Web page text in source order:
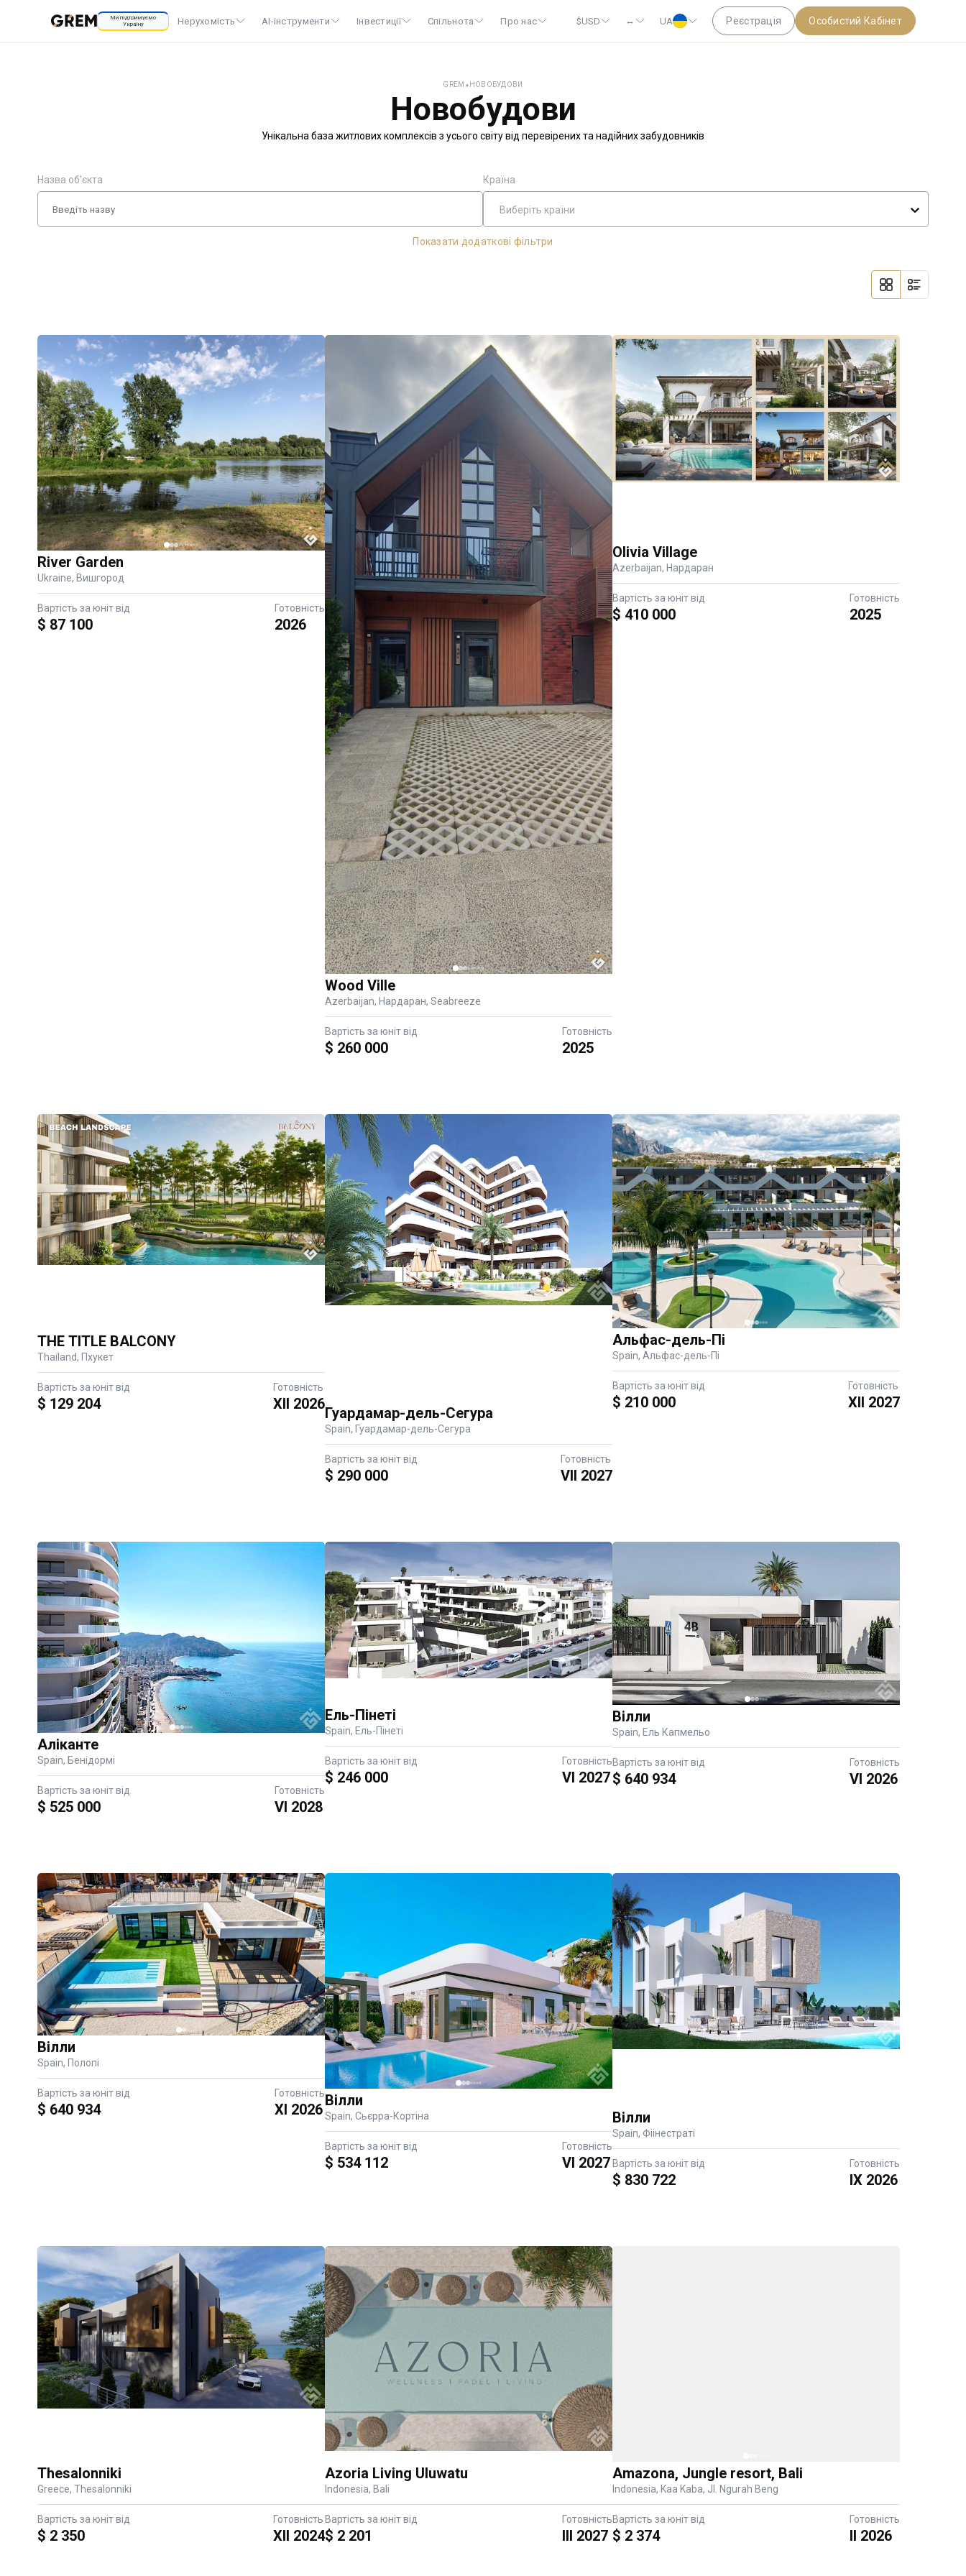
Ми підтримуємо
Україну
Нерухомість AI-інструменти Інвестиції Спільнота Про нас $USD ↔ UA Реєстрація Особистий Кабінет
GREM ⬥ НОВОБУДОВИ
Новобудови
Унікальна база житлових комплексів з усього світу від перевірених та надійних забудовників
Назва об'єкта Країна
Виберіть країни
Показати додаткові фільтри
Площа від Площа до Рік від Рік до
Очистити фільтр
River Garden
Ukraine, Вишгород
Вартість за юніт від
$ 87 100
Готовність
2026
Wood Ville
Azerbaijan, Нардаран, Seabreeze
Вартість за юніт від
$ 260 000
Готовність
2025
Olivia Village
Azerbaijan, Нардаран
Вартість за юніт від
$ 410 000
Готовність
2025
THE TITLE BALCONY
Thailand, Пхукет
Вартість за юніт від
$ 129 204
Готовність
XII 2026
Гуардамар-дель-Сегура
Spain, Гуардамар-дель-Сегура
Вартість за юніт від
$ 290 000
Готовність
VII 2027
Альфас-дель-Пі
Spain, Альфас-дель-Пі
Вартість за юніт від
$ 210 000
Готовність
XII 2027
Аліканте
Spain, Бенідормі
Вартість за юніт від
$ 525 000
Готовність
VI 2028
Ель-Пінеті
Spain, Ель-Пінеті
Вартість за юніт від
$ 246 000
Готовність
VI 2027
Вілли
Spain, Ель Капмельо
Вартість за юніт від
$ 640 934
Готовність
VI 2026
Вілли
Spain, Полопі
Вартість за юніт від
$ 640 934
Готовність
XI 2026
Вілли
Spain, Сьєрра-Кортіна
Вартість за юніт від
$ 534 112
Готовність
VI 2027
Вілли
Spain, Фіінестраті
Вартість за юніт від
$ 830 722
Готовність
IX 2026
Вартість за юніт від
$ 2 350
Azoria Living Uluwatu
Indonesia, Bali
Amazona, Jungle resort, Bali
Indonesia, Kaa Kaba, Jl. Ngurah Beng